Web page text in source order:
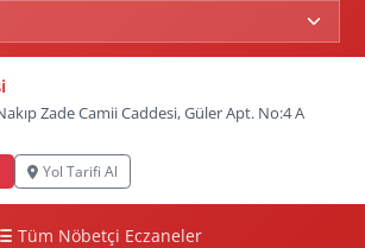
Zade Camii Caddesi, Güler Apt. No:4 A
Yol Tarifi Al
Tüm Nöbetçi Eczaneler